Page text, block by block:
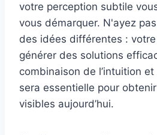
votre perception subtile
vous démarquer. N'ayez
des idées différentes :
générer des solutions
combinaison de l’intuition
sera essentielle pour
visibles aujourd’hui.